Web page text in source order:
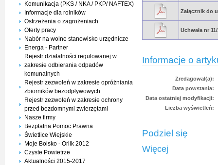
Komunikacja (PKS / NKA / PKP/ NAFTEX)
Informacje dla rolników
Ostrzeżenia o zagrożeniach
Oferty pracy
Nabór na wolne stanowisko urzędnicze
Energa - Partner
Rejestr działalności regulowanej w
zakresie odbierania odpadów
komunalnych
Rejestr zezwoleń w zakresie opróżniania
zbiorników bezodpływowych
Rejestr zezwoleń w zakresie ochrony
przed bezdomnymi zwierzętami
Nasze firmy
Bezpłatna Pomoc Prawna
Świetlice Wiejskie
Moje Boisko - Orlik 2012
Czyste Powietrze
Aktualności 2015-2017
Załącznik do
Uchwała nr
Informacje o
Zredagował(a):
Data powstania:
Data ostatniej modyfikacji:
Liczba wyświetleń:
Podziel się
Więcej